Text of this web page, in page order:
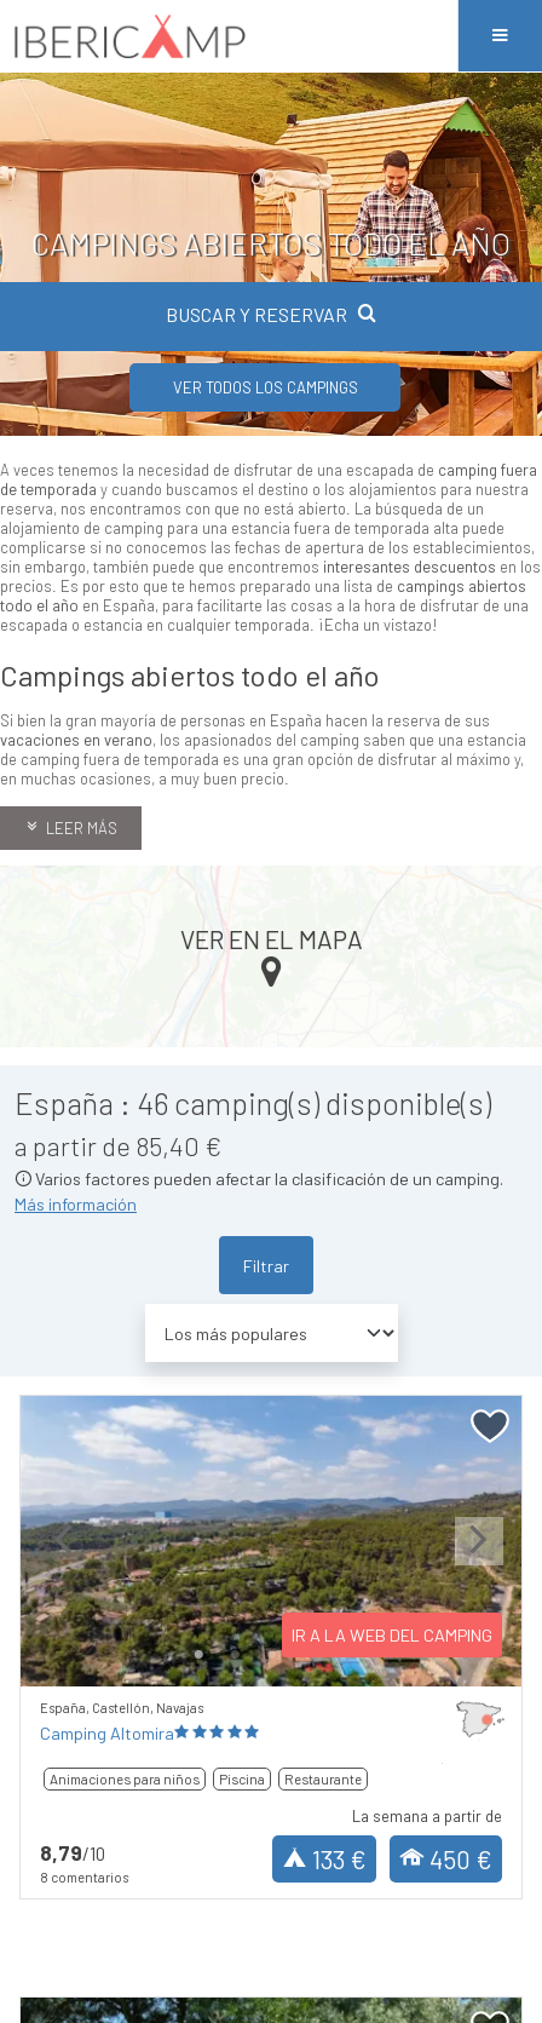
CAMPINGS ABIERTOS TODO EL AÑO
BUSCAR Y RESERVAR
VER TODOS LOS CAMPINGS
A veces tenemos la necesidad de disfrutar de una escapada de camping fuera
de temporada y cuando buscamos el destino o los alojamientos para nuestra
reserva, nos encontramos con que no está abierto. La búsqueda de un
alojamiento de camping para una estancia fuera de temporada alta puede
complicarse si no conocemos las fechas de apertura de los establecimientos,
sin embargo, también puede que encontremos interesantes descuentos en los
precios. Es por esto que te hemos preparado una lista de campings abiertos
todo el año en España, para facilitarte las cosas a la hora de disfrutar de una
escapada o estancia en cualquier temporada. ¡Echa un vistazo!
Campings abiertos todo el año
Si bien la gran mayoría de personas en España hacen la reserva de sus
vacaciones en verano, los apasionados del camping saben que una estancia
de camping fuera de temporada es una gran opción de disfrutar al máximo y,
en muchas ocasiones, a muy buen precio.
LEER MÁS
España : 46 camping(s) disponible(s)
a partir de 85,40 €
Varios factores pueden afectar la clasificación de un camping.
Más información
Filtrar
Previous Next
IR A LA WEB DEL CAMPING
España, Castellón, Navajas
Camping Altomira
Animaciones para niños Piscina Restaurante
8,79/10
8 comentarios
La semana a partir de
133 € 450 €
VER EN EL MAPA